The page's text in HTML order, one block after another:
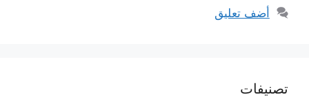
أضف تعليق
تصنيفات